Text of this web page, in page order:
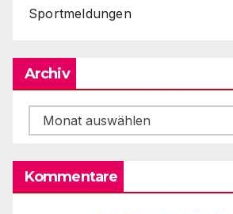
Sportmeldungen
Archiv
Archiv
Kommentare